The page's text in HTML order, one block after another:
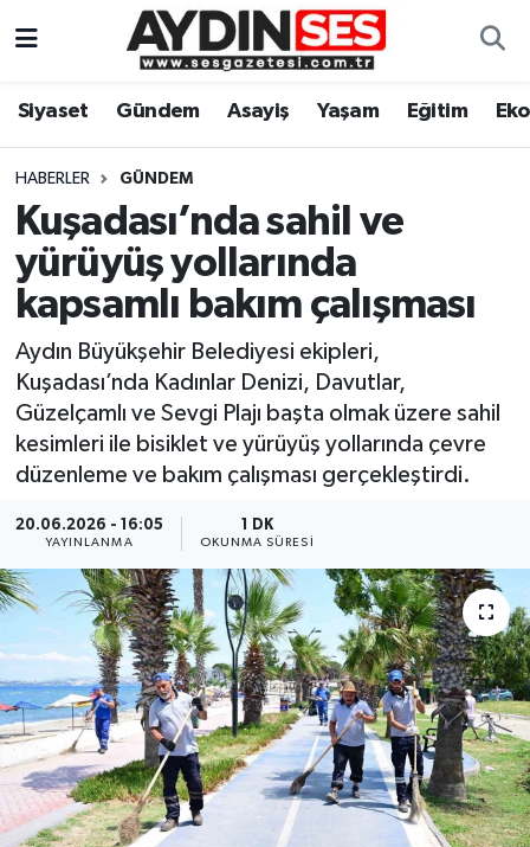
Siyaset Gündem Asayiş Yaşam Eğitim
HABERLER GÜNDEM
Kuşadası’nda sahil ve
yürüyüş yollarında
kapsamlı bakım çalışması
Aydın Büyükşehir Belediyesi ekipleri,
Kuşadası’nda Kadınlar Denizi, Davutlar,
Güzelçamlı ve Sevgi Plajı başta olmak üzere sahil
kesimleri ile bisiklet ve yürüyüş yollarında çevre
düzenleme ve bakım çalışması gerçekleştirdi.
20.06.2026 - 16:05
YAYINLANMA
1 DK
OKUNMA SÜRESI
Gündem
Siyaset
Ekonomi
Yaşam
Eğitim
Kültür Sanat
Aydın Hava Durumu
Aydin Namaz Vakitleri
Aydın Trafik Yoğunluk Haritası
Süper Lig Puan Durumu ve Fikstür
Tüm Manşetler
Son Dakika Haberleri